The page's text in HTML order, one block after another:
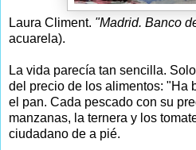
Laura Climent. "Madrid. Banco
acuarela).
La vida parecía tan sencilla.
del precio de los alimentos: "Ha
el pan. Cada pescado con su
manzanas, la ternera y los
ciudadano de a pié.